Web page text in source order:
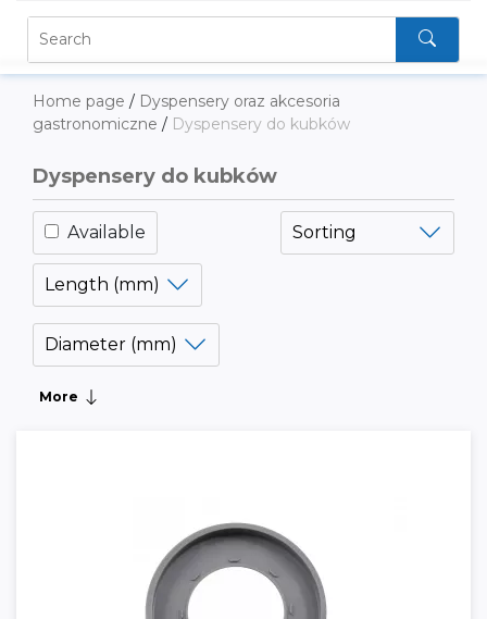
Home page / Dyspensery oraz akcesoria
gastronomiczne / Dyspensery do kubków
Dyspensery do kubków
Available
Length (mm)
Diameter (mm)
More
Sorting